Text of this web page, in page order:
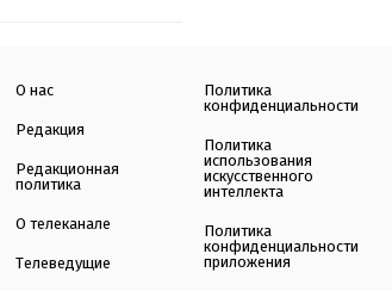
О нас
Редакция
Редакционная
политика
О телеканале
Телеведущие
Политика
конфиденциальности
Политика
использования
искусственного
интеллекта
Политика
конфиденциальности
приложения